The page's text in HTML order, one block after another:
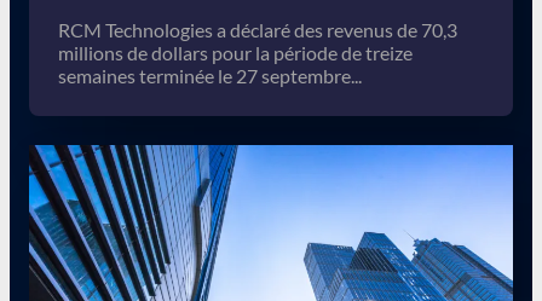
RCM Technologies a déclaré des revenus de 70,3
millions de dollars pour la période de treize
semaines terminée le 27 septembre...